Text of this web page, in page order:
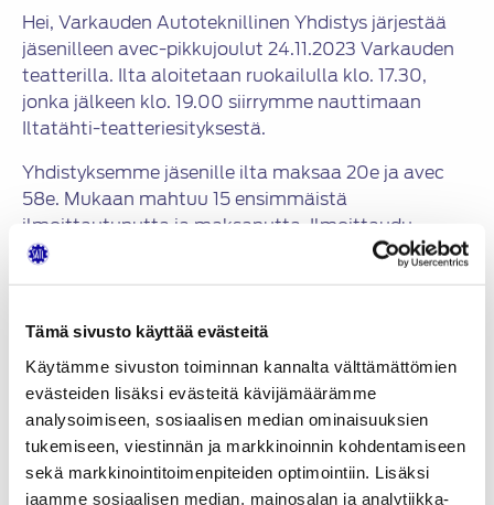
Tämä sivusto käyttää evästeitä
Käytämme sivuston toiminnan kannalta välttämättömien
evästeiden lisäksi evästeitä kävijämäärämme
analysoimiseen, sosiaalisen median ominaisuuksien
tukemiseen, viestinnän ja markkinoinnin kohdentamiseen
sekä markkinointitoimenpiteiden optimointiin. Lisäksi
jaamme sosiaalisen median, mainosalan ja analytiikka-
Hei, Varkauden Autoteknillinen Yhdistys järjestää
jäsenilleen avec-pikkujoulut 24.11.2023 Varkauden
teatterilla. Ilta aloitetaan ruokailulla klo. 17.30,
jonka jälkeen klo. 19.00 siirrymme nauttimaan
Iltatähti-teatteriesityksestä.
Yhdistyksemme jäsenille ilta maksaa 20e ja avec
58e. Mukaan mahtuu 15 ensimmäistä
ilmoittautunutta ja maksanutta. Ilmoittaudu
puheenjohtaja Kari Rouskulle, kerro montako
Ilmoittautumisen takaraja on 10.11.2023 tai kun 15
Tervetuloa viihtymään!
– Vaty Hallitus
Jaa: